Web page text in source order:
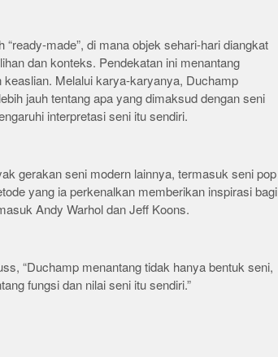
made”, di mana objek sehari-hari diangkat
dan konteks. Pendekatan ini menantang
Melalui karya-karyanya, Duchamp
jauh tentang apa yang dimaksud dengan seni
interpretasi seni itu sendiri.
gerakan seni modern lainnya, termasuk seni pop
yang ia perkenalkan memberikan inspirasi bagi
Andy Warhol dan Jeff Koons.
“Duchamp menantang tidak hanya bentuk seni,
fungsi dan nilai seni itu sendiri.”